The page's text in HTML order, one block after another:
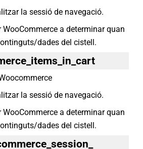
la sessió de navegació.
a determinar quan
dades del cistell.
la sessió de navegació.
a determinar quan
dades del cistell.